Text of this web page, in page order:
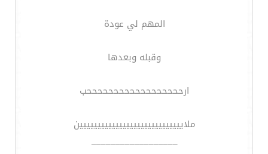
المهم لي عودة
وقبله وبعدها
ارححححححححححححححححححب
ملاييييييييييييييييييييييييييييين
__________________